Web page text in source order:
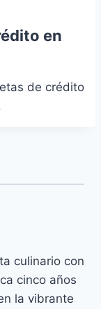
en
de crédito
culinario con
cinco años
la vibrante